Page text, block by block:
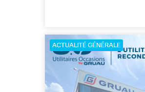
ACTUALITÉ GÉNÉRALE